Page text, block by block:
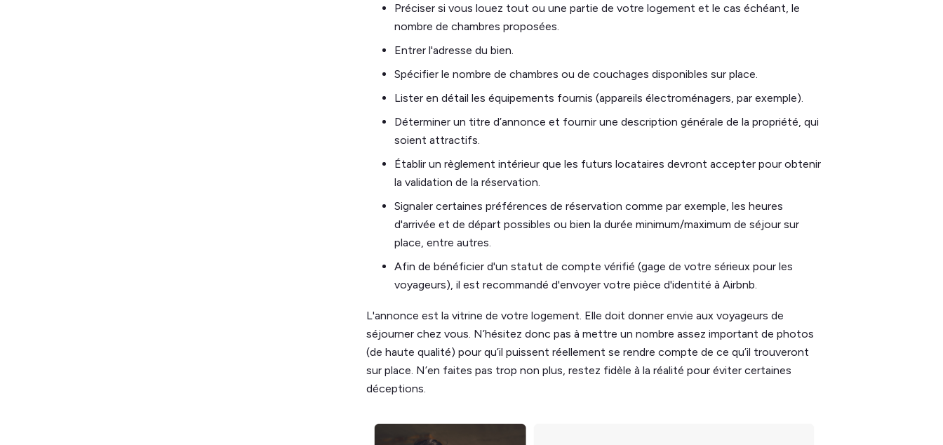
Préciser si vous louez tout ou une partie de votre logement et le cas échéant, le
nombre de chambres proposées.
Entrer l'adresse du bien.
Spécifier le nombre de chambres ou de couchages disponibles sur place.
Lister en détail les équipements fournis (appareils électroménagers, par exemple).
Déterminer un titre d’annonce et fournir une description générale de la propriété, qui
soient attractifs.
Établir un règlement intérieur que les futurs locataires devront accepter pour obtenir
la validation de la réservation.
Signaler certaines préférences de réservation comme par exemple, les heures
d'arrivée et de départ possibles ou bien la durée minimum/maximum de séjour sur
place, entre autres.
Afin de bénéficier d'un statut de compte vérifié (gage de votre sérieux pour les
voyageurs), il est recommandé d'envoyer votre pièce d'identité à Airbnb.
L'annonce est la vitrine de votre logement. Elle doit donner envie aux voyageurs de
séjourner chez vous. N’hésitez donc pas à mettre un nombre assez important de photos
(de haute qualité) pour qu’il puissent réellement se rendre compte de ce qu’il trouveront
sur place. N’en faites pas trop non plus, restez fidèle à la réalité pour éviter certaines
déceptions.